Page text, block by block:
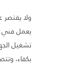
ولا يقتصر
يعمل فني
تشغيل
بكفاء،